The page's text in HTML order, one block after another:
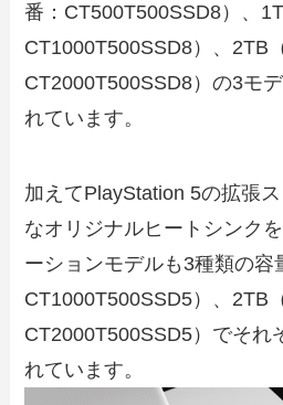
番：CT500T500SSD8）、
CT1000T500SSD8）、2TB
CT2000T500SSD8）の3モ
れています。
加えてPlayStation 5の拡張
なオリジナルヒートシンク
ーションモデルも3種類の容
CT1000T500SSD5）、2TB
CT2000T500SSD5）でそれ
れています。